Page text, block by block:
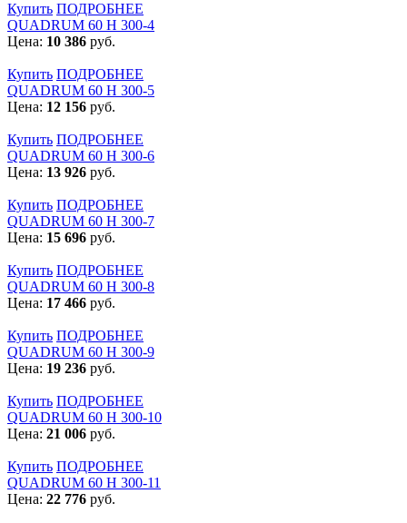
Купить ПОДРОБНЕЕ
QUADRUM 60 H 300-4
Цена: 10 386 руб.
Купить ПОДРОБНЕЕ
QUADRUM 60 H 300-5
Цена: 12 156 руб.
Купить ПОДРОБНЕЕ
QUADRUM 60 H 300-6
Цена: 13 926 руб.
Купить ПОДРОБНЕЕ
QUADRUM 60 H 300-7
Цена: 15 696 руб.
Купить ПОДРОБНЕЕ
QUADRUM 60 H 300-8
Цена: 17 466 руб.
Купить ПОДРОБНЕЕ
QUADRUM 60 H 300-9
Цена: 19 236 руб.
Купить ПОДРОБНЕЕ
QUADRUM 60 H 300-10
Цена: 21 006 руб.
Купить ПОДРОБНЕЕ
QUADRUM 60 H 300-11
Цена: 22 776 руб.